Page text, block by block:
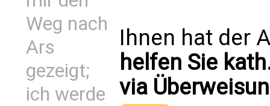
Weg nach
Ars
gezeigt;
ich werde
Ihnen hat der
helfen Sie
via